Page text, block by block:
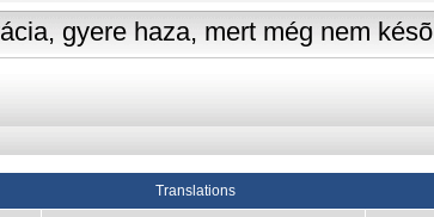
gyere haza, mert még nem késõ
Translations